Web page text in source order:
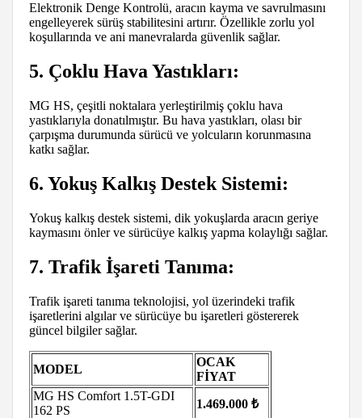
Elektronik Denge Kontrolü, aracın kayma ve savrulmasını
engelleyerek sürüş stabilitesini artırır. Özellikle zorlu yol
koşullarında ve ani manevralarda güvenlik sağlar.
5. Çoklu Hava Yastıkları:
MG HS, çeşitli noktalara yerleştirilmiş çoklu hava
yastıklarıyla donatılmıştır. Bu hava yastıkları, olası bir
çarpışma durumunda sürücü ve yolcuların korunmasına
katkı sağlar.
6. Yokuş Kalkış Destek Sistemi:
Yokuş kalkış destek sistemi, dik yokuşlarda aracın geriye
kaymasını önler ve sürücüye kalkış yapma kolaylığı sağlar.
7. Trafik İşareti Tanıma:
Trafik işareti tanıma teknolojisi, yol üzerindeki trafik
işaretlerini algılar ve sürücüye bu işaretleri göstererek
güncel bilgiler sağlar.
MODEL
OCAK
FİYAT
MG HS Comfort 1.5T-GDI
162 PS
1.469.000 ₺